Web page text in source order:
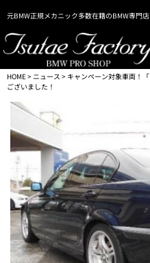
元BMW正規メカニック多数在籍のBMW専門
HOME> ニュース > キャンペーン対象車両
ございました！